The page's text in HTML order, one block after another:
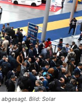
Bild: Solar